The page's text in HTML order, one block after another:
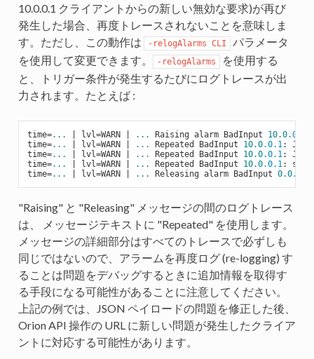
10.0.0.1 クライアントからの新しい無効な要求)が再び
発生した場合、再度トレースされないことを意味しま
す。ただし、この動作は
-relogAlarms CLI
パラメータ
を使用して変更できます。
-relogAlarms
を使用する
と、トリガー条件が発生するたびにログトレースが出
力されます。たとえば :
time=... lvl =WARN ... Raising alarm BadInput 10.0.0
time=... lvl =WARN ... Repeated BadInput 10.0.0.1 :
time=... lvl =WARN ... Repeated BadInput 10.0.0.1 :
time=... lvl =WARN ... Repeated BadInput 10.0.0.1 :
time=... lvl =WARN ... Releasing alarm BadInput 0.0.0
"Raising" と "Releasing" メッセージの間のログトレース
は、 メッセージテキストに "Repeated" を使用します。
メッセージの詳細部分はすべてのトレースで必ずしも
同じではないので、アラームを再度ログ (re-logging) す
ることは問題をデバッグするときに追加情報を取得す
る手段になる可能性があることに注意してください。
上記の例では、JSON ペイロードの問題を修正した後、
Orion API 操作の URL に新しい問題が発生したクライア
ントに対応する可能性があります。